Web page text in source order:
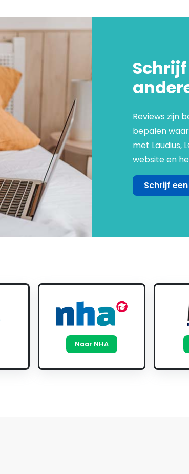
Reviews zijn
bepalen
met Laudius,
website en
Schrijf
Naar NHA